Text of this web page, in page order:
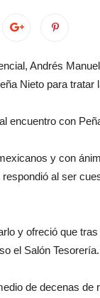
Andrés
Nieto para tratar
encuentro con
y con
al ser
y ofreció que
el Salón Tesorería.
de decenas de